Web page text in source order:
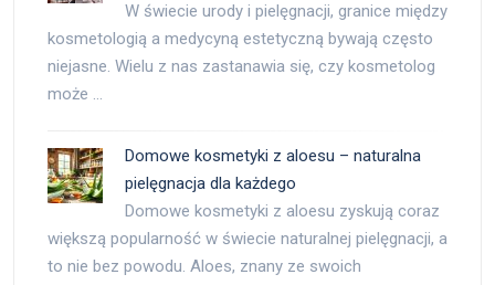
W świecie urody i pielęgnacji, granice między
kosmetologią a medycyną estetyczną bywają często
niejasne. Wielu z nas zastanawia się, czy kosmetolog
może …
Domowe kosmetyki z aloesu – naturalna
pielęgnacja dla każdego
Domowe kosmetyki z aloesu zyskują coraz
większą popularność w świecie naturalnej pielęgnacji, a
to nie bez powodu. Aloes, znany ze swoich